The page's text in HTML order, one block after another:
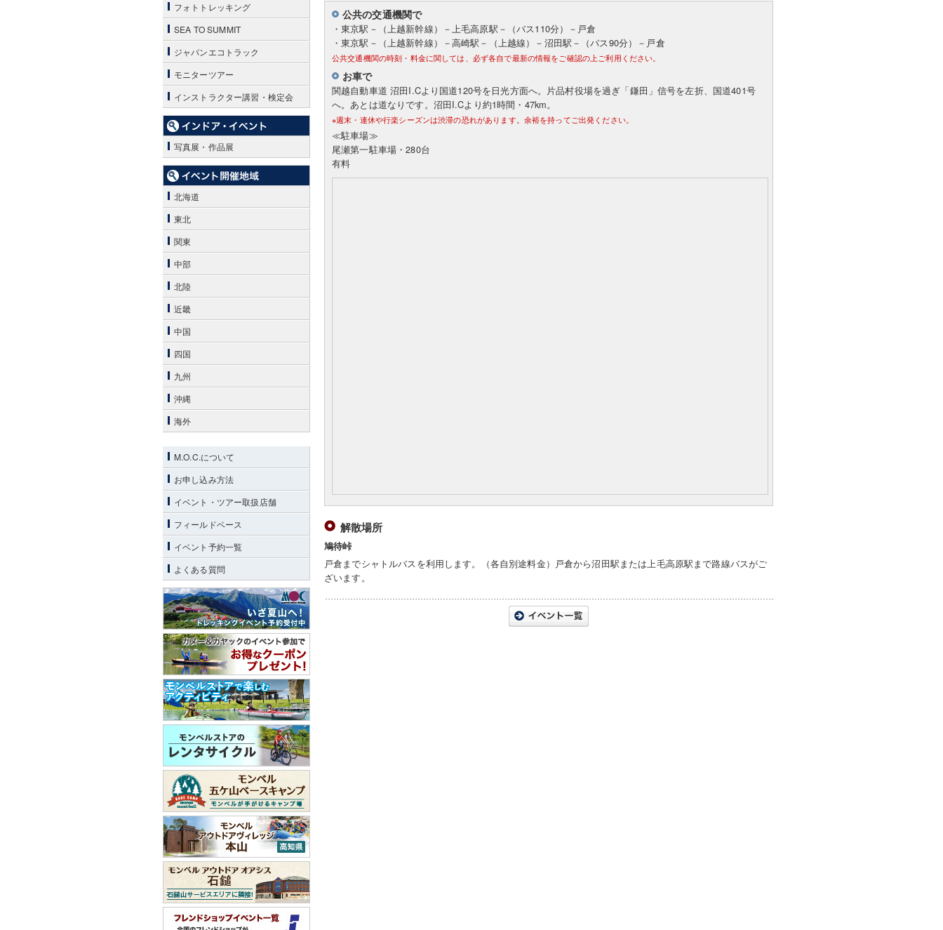
公共の交通機関で
・東京駅－（上越新幹線）－上毛高原駅－（バス110分）－戸倉
・東京駅－（上越新幹線）－高崎駅－（上越線）－沼田駅－（バス90分）－戸倉
公共交通機関の時刻・料金に関しては、必ず各自で最新の情報をご確認の上ご利用ください。
お車で
関越自動車道 沼田I.Cより国道120号を日光方面へ。片品村役場を過ぎ「鎌田」信号を左折、国道401号
へ。あとは道なりです。沼田I.Cより約1時間・47km。
※週末・連休や行楽シーズンは渋滞の恐れがあります。余裕を持ってご出発ください。
≪駐車場≫
尾瀬第一駐車場・280台
有料
解散場所
鳩待峠
戸倉までシャトルバスを利用します。（各自別途料金）戸倉から沼田駅または上毛高原駅まで路線バスがご
ざいます。
フォトトレッキング
SEA TO SUMMIT
ジャパンエコトラック
モニターツアー
インストラクター講習・検定会
写真展・作品展
北海道
東北
関東
中部
北陸
近畿
中国
四国
九州
沖縄
海外
M.O.C.について
お申し込み方法
イベント・ツアー取扱店舗
フィールドベース
イベント予約一覧
よくある質問